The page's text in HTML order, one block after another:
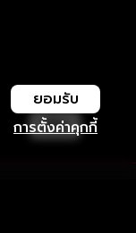
การตั้งค่าคุกกี้
ยอมรับ
เปิด